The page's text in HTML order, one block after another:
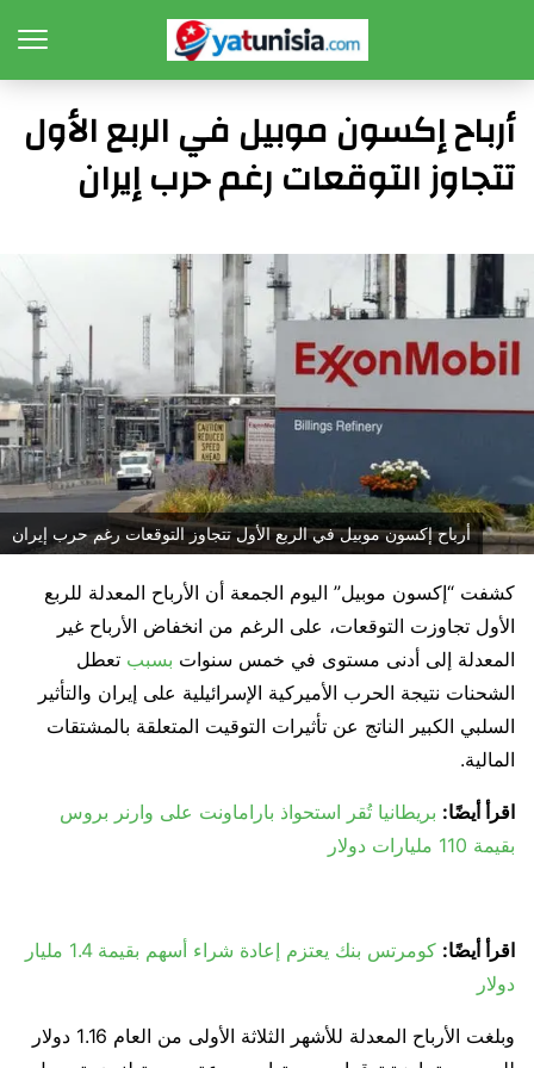
أرباح إكسون موبيل في الربع الأول
تتجاوز التوقعات رغم حرب إيران
أرباح إكسون موبيل في الربع الأول تتجاوز التوقعات رغم حرب إيران
كشفت “إكسون موبيل” اليوم الجمعة أن الأرباح المعدلة للربع
الأول تجاوزت التوقعات، على الرغم من انخفاض الأرباح غير
المعدلة إلى أدنى مستوى في خمس سنوات بسبب تعطل
الشحنات نتيجة الحرب الأميركية الإسرائيلية على إيران والتأثير
السلبي الكبير الناتج عن تأثيرات التوقيت المتعلقة بالمشتقات
المالية.
اقرأ أيضًا: بريطانيا تُقر استحواذ باراماونت على وارنر بروس
بقيمة 110 مليارات دولار
اقرأ أيضًا:
كومرتس بنك يعتزم إعادة شراء أسهم بقيمة 1.4 مليار
دولار
وبلغت الأرباح المعدلة للأشهر الثلاثة الأولى من العام 1.16 دولار